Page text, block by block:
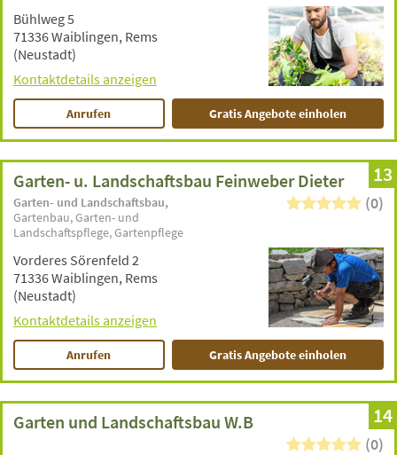
Bühlweg 5
71336 Waiblingen, Rems
(Neustadt)
Kontaktdetails anzeigen
Anrufen Gratis Angebote einholen
13
Garten- u. Landschaftsbau Feinweber Dieter
Garten- und Landschaftsbau
Gartenbau Garten- und
Landschaftspflege Gartenpflege
(0)
Vorderes Sörenfeld 2
71336 Waiblingen, Rems
(Neustadt)
Kontaktdetails anzeigen
Anrufen Gratis Angebote einholen
14
Garten und Landschaftsbau W.B
(0)